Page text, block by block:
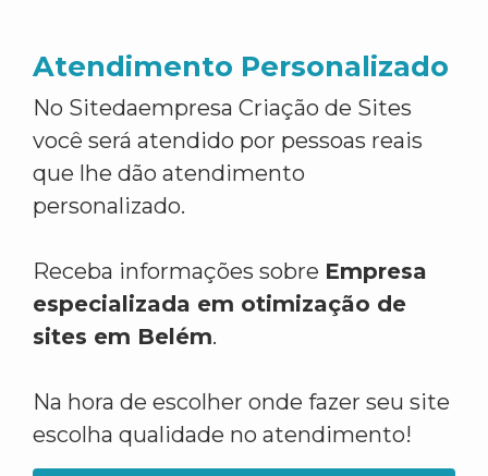
Atendimento Personalizado
No Sitedaempresa Criação de Sites
você será atendido por pessoas reais
que lhe dão atendimento
personalizado.
Receba informações sobre Empresa
especializada em otimização de
sites em Belém.
Na hora de escolher onde fazer seu site
escolha qualidade no atendimento!